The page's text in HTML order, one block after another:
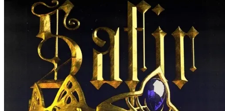
Pagina externă
El Nino
Alți artiști pe acest album
Pacha Man
Mitza Estradda
Oscar
Pagina externă
Pagina externă Pagina externă